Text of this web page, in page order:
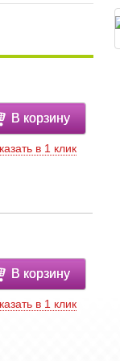
В корзину
в 1 клик
В корзину
в 1 клик